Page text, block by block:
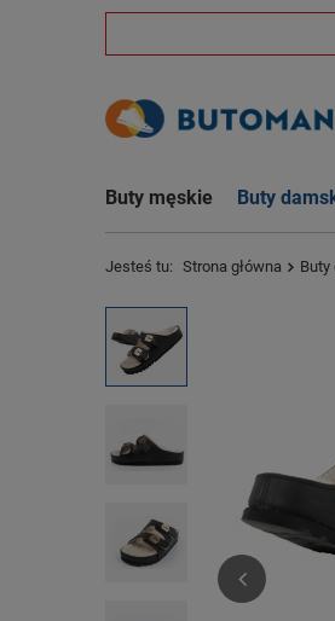
Buty męskie Buty
Jesteś tu: Strona główna Buty